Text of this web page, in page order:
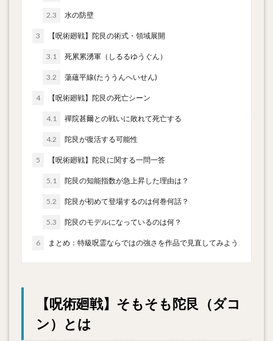
2.3 水の防壁
3 【呪術廻戦】陀艮の術式・領域展開
3.1 死累累湧軍（しるるゆうぐん）
3.2 蕩蘊平線(たううんへいせん)
4 【呪術廻戦】陀艮の死亡シーン
4.1 禪院甚爾との戦いに敗れて死亡する
4.2 陀艮が復活する可能性
5 【呪術廻戦】陀艮に関する一問一答
5.1 陀艮の知能指数が急上昇した理由は？
5.2 陀艮が初めて登場するのは何巻何話？
5.3 陀艮のモデルになっているのは何？
6 まとめ：特級呪霊ならではの強さを作品で見直してみよう
【呪術廻戦】そもそも陀艮（ダコ
ン）とは